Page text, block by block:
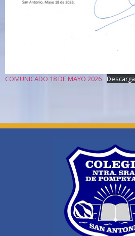
COMUNICADO 18 DE MAYO 2026 Descarga